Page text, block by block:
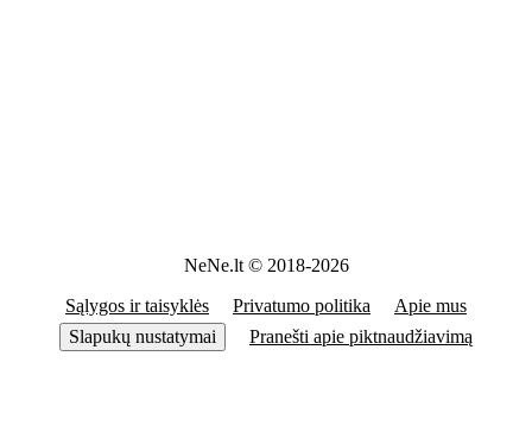
NeNe.lt © 2018-2026
Sąlygos ir taisyklės
Privatumo politika
Apie mus
Slapukų nustatymai
Pranešti apie piktnaudžiavimą